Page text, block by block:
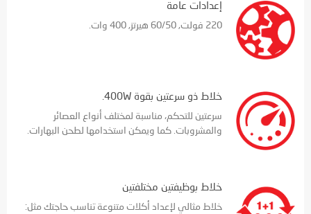
إعدادات عامة
220 فولت, 60/50 هيرتز, 400 وات.
خلاط ذو سرعتين بقوة 400W.
سرعتين للتحكم، مناسبة لمختلف أنواع العصائر
والمشروبات. كما ويمكن استخدامها لطحن البهارات.
خلاط بوظيفتين مختلفتين
خلاط مثالي لإعداد أكلات متنوعة تناسب حاجتك مثل: